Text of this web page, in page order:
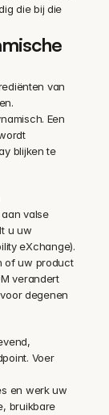
die bij die
van
Een
blijken te
valse
u uw
eXchange).
of uw product
verandert
degenen
Voer
en werk uw
bruikbare